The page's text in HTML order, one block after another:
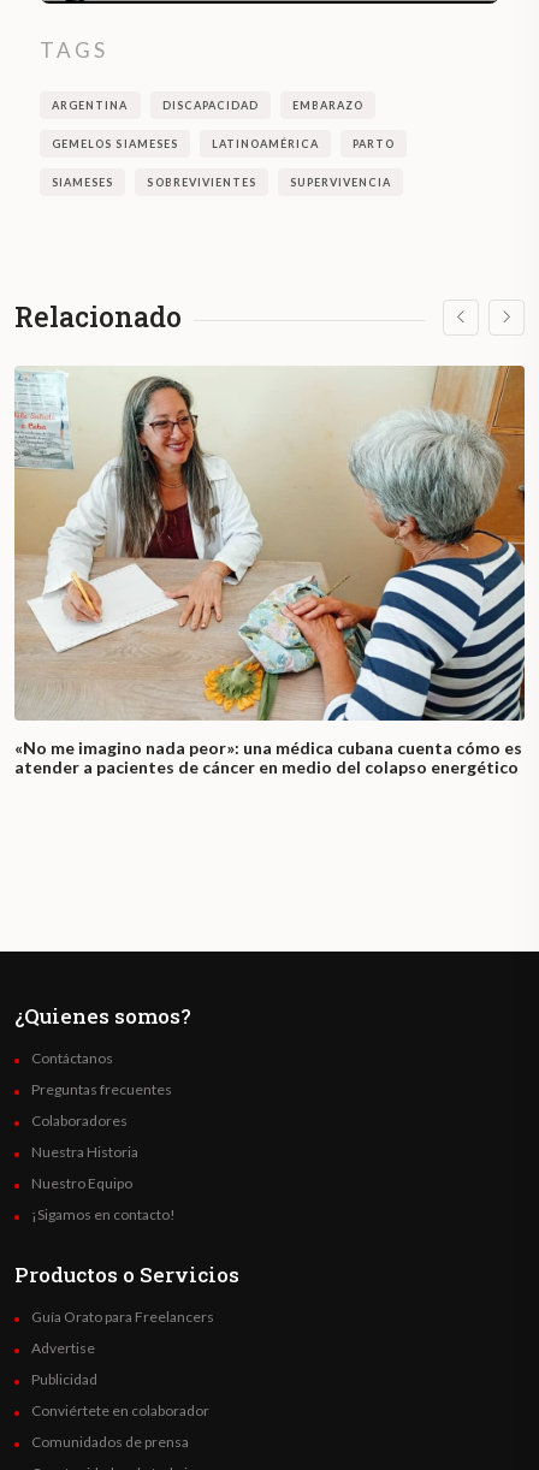
TAGS
ARGENTINA DISCAPACIDAD EMBARAZO
GEMELOS SIAMESES LATINOAMÉRICA PARTO
SIAMESES SOBREVIVIENTES SUPERVIVENCIA
Relacionado
«No me imagino nada peor»: una médica cubana cuenta cómo es
atender a pacientes de cáncer en medio del colapso energético
¿Quienes somos?
Contáctanos
Preguntas frecuentes
Colaboradores
Nuestra Historia
Nuestro Equipo
¡Sigamos en contacto!
Productos o Servicios
Guía Orato para Freelancers
Advertise
Publicidad
Conviértete en colaborador
Comunidados de prensa